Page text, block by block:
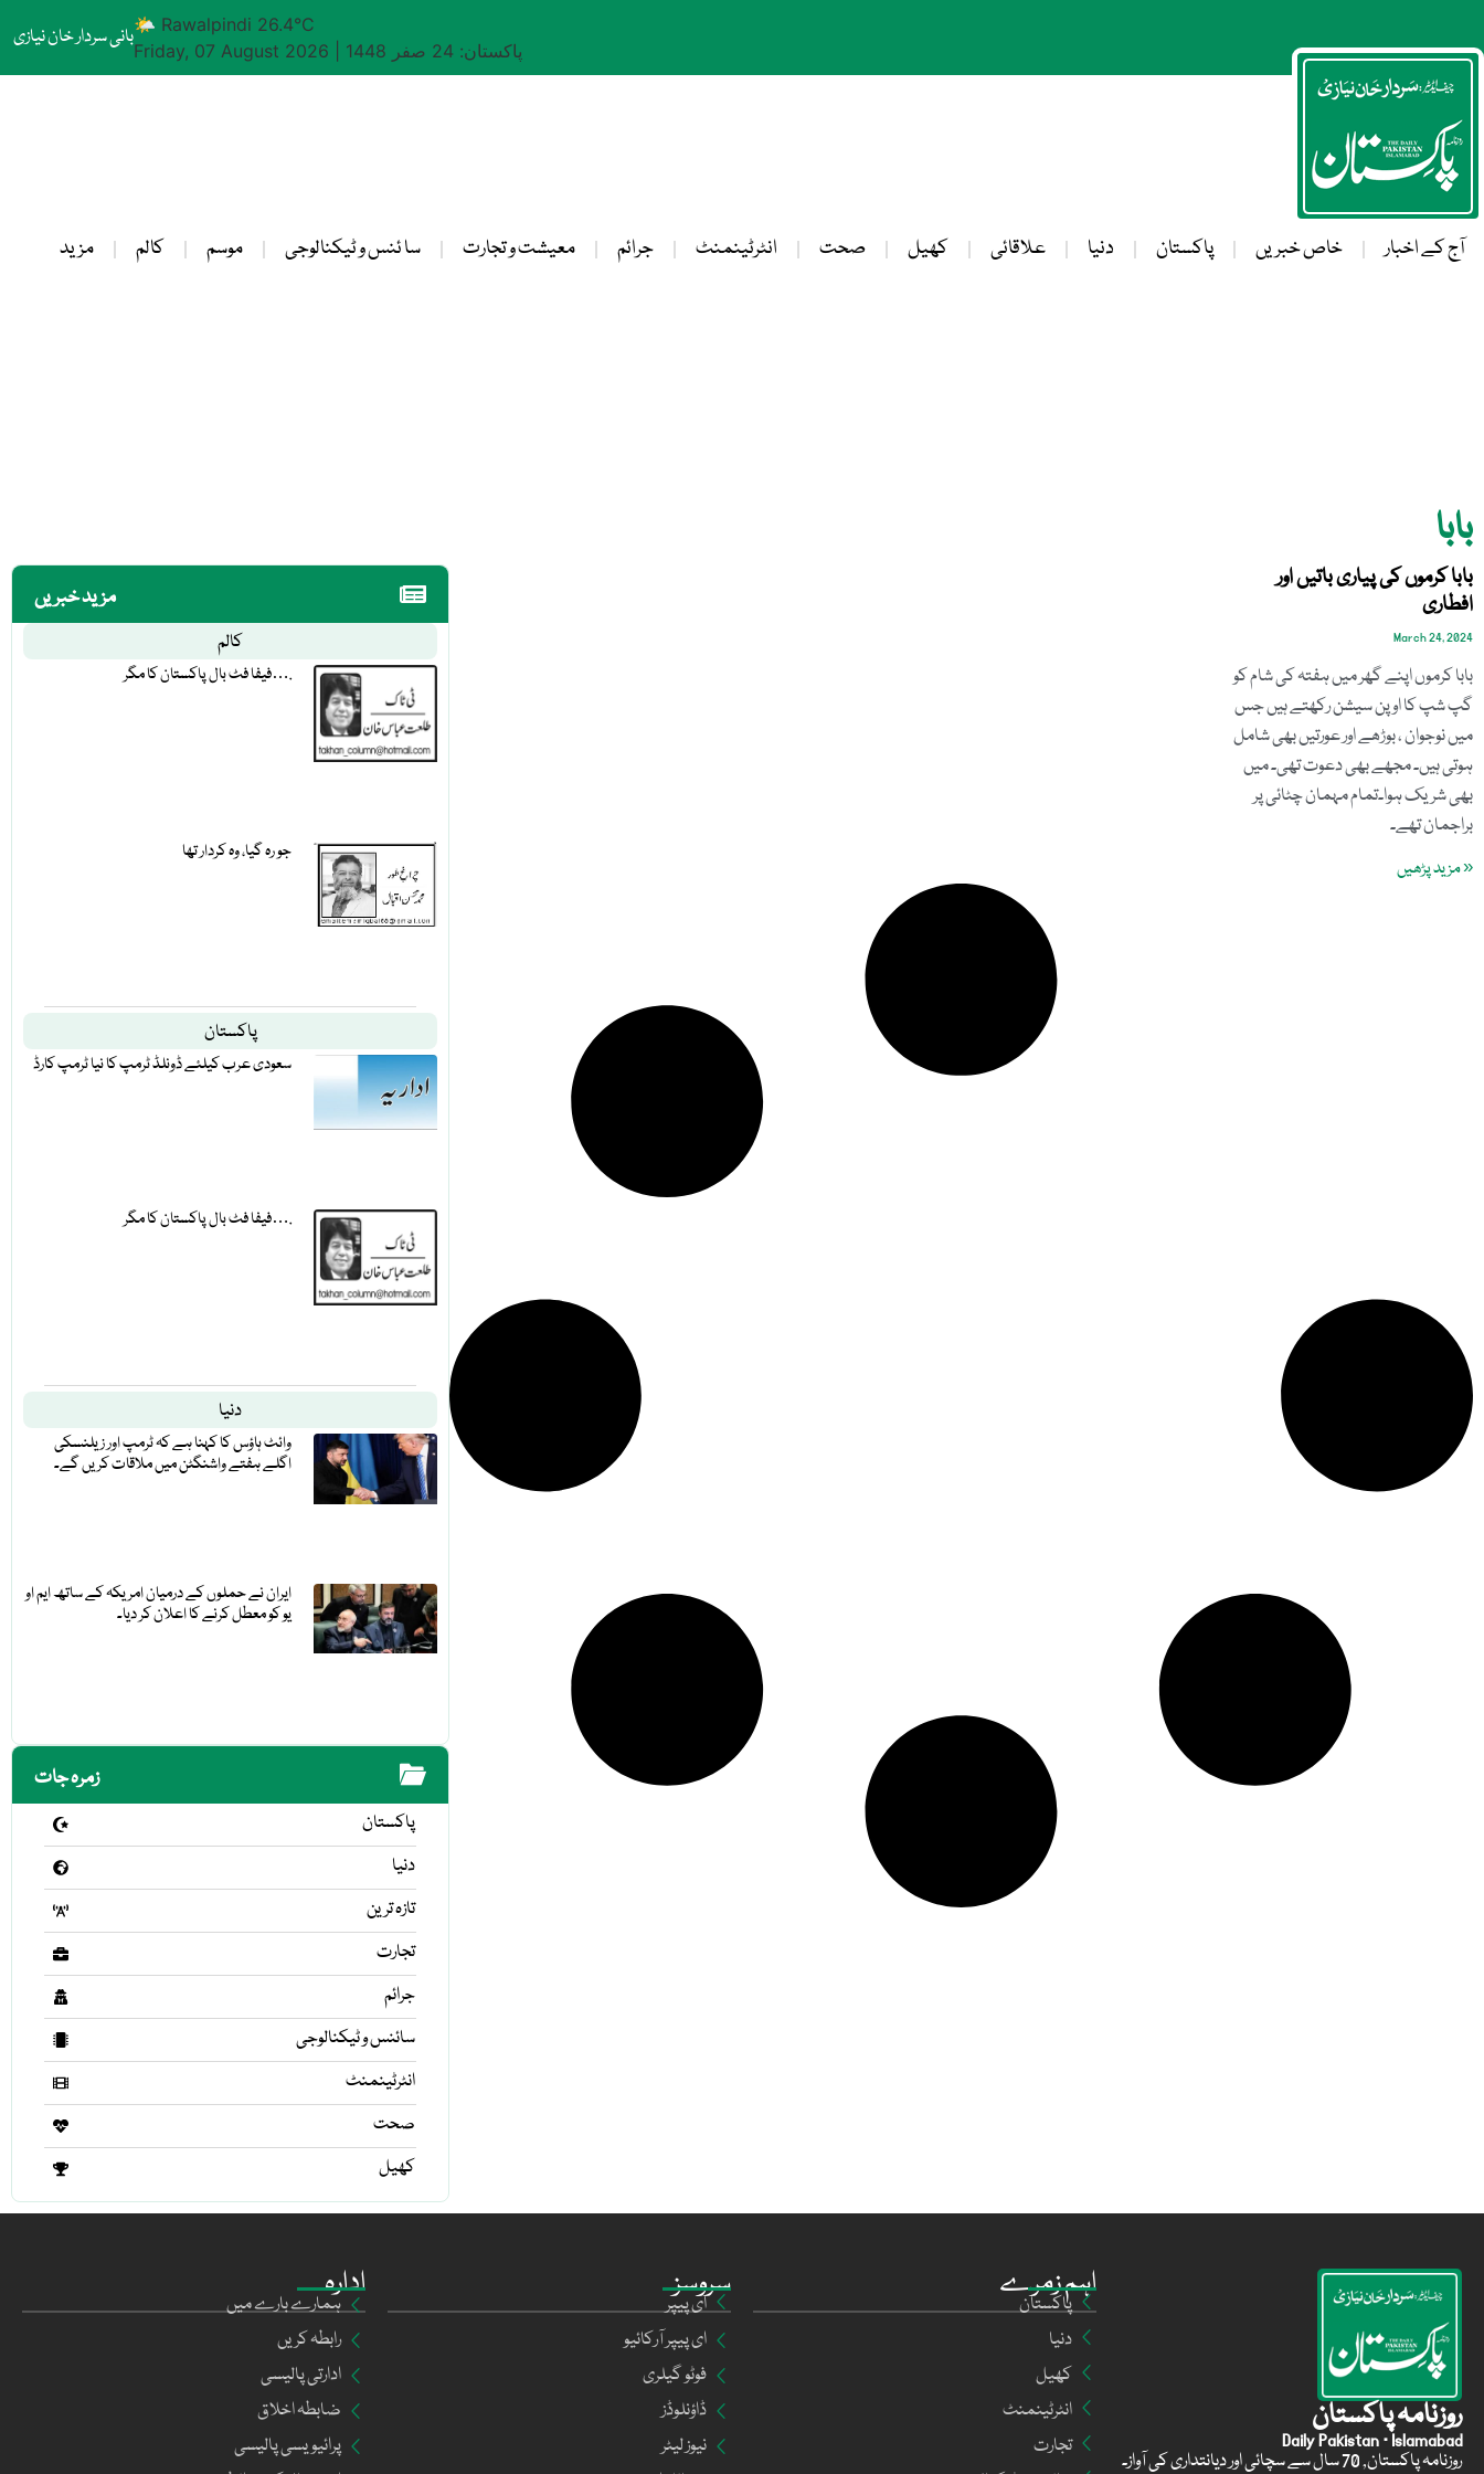
بانی سردار خان نیازی🌤 Rawalpindi 26.4°C
Friday, 07 August 2026
پاکستان: 24 صفر 1448
آج کے اخبار خاص خبریں پاکستان دنیا علاقائی کھیل صحت انٹرٹینمنٹ جرائم معیشت و تجارت سا ئنس و ٹیکنالوجی موسم کالم مزید
بابا
مزید خبریں
کالم
فیفا فٹ بال پاکستان کا مگر….
جو رہ گیا، وہ کردار تھا
پاکستان
سعودی عرب کیلئے ڈونلڈ ٹرمپ کا نیا ٹرمپ کارڈ
فیفا فٹ بال پاکستان کا مگر….
دنیا
وائٹ ہاؤس کا کہنا ہے کہ ٹرمپ اور زیلنسکی
اگلے ہفتے واشنگٹن میں ملاقات کریں گے۔
ایران نے حملوں کے درمیان امریکہ کے ساتھ ایم او
یو کو معطل کرنے کا اعلان کر دیا۔
زمرہ جات
پاکستان
دنیا
تازہ ترین
تجارت
جرائم
سائنس و ٹیکنالوجی
انٹرٹینمنٹ
صحت
کھیل
بابا کرموں کی پیاری باتیں اور
افطاری
March 24, 2024
بابا کرموں اپنے گھر میں ہفتہ کی شام کو
گپ شپ کا اوپن سیشن رکھتے ہیں جس
میں نوجوان ، بوڑھے اور عورتیں بھی شامل
ہوتی ہیں۔ مجھے بھی دعوت تھی۔ میں
بھی شریک ہوا۔تمام مہمان چٹائی پر
براجمان تھے۔
« مزید پڑھیں
ادارہ
ہمارے بارے میں
رابطہ کریں
ادارتی پالیسی
ضابطہ اخلاق
پرائیویسی پالیسی
سروسز
ای پیپر
ای پیپر آرکائیو
فوٹو گیلری
ڈاؤنلوڈز
نیوز لیٹر
اہم زمرے
پاکستان
دنیا
کھیل
انٹرٹینمنٹ
تجارت
روزنامہ پاکستان
Daily Pakistan · Islamabad
روزنامہ پاکستان, 70 سال سے سچائی اور دیانتداری کی آواز۔